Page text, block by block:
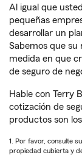
Al igual que
pequeñas
desarrollar un
Sabemos que su
medida en que
de seguro de
Hable con Terry
cotización de
productos son
1. Por favor, consulte
propiedad cubierta y